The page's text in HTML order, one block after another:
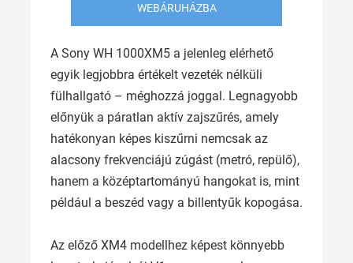
WEBÁRUHÁZBA
A Sony WH 1000XM5 a jelenleg elérhető
egyik legjobbra értékelt vezeték nélküli
fülhallgató – méghozzá joggal. Legnagyobb
előnyük a páratlan aktív zajszűrés, amely
hatékonyan képes kiszűrni nemcsak az
alacsony frekvenciájú zúgást (metró, repülő),
hanem a középtartományú hangokat is, mint
például a beszéd vagy a billentyűk kopogása.
Az előző XM4 modellhez képest könnyebb